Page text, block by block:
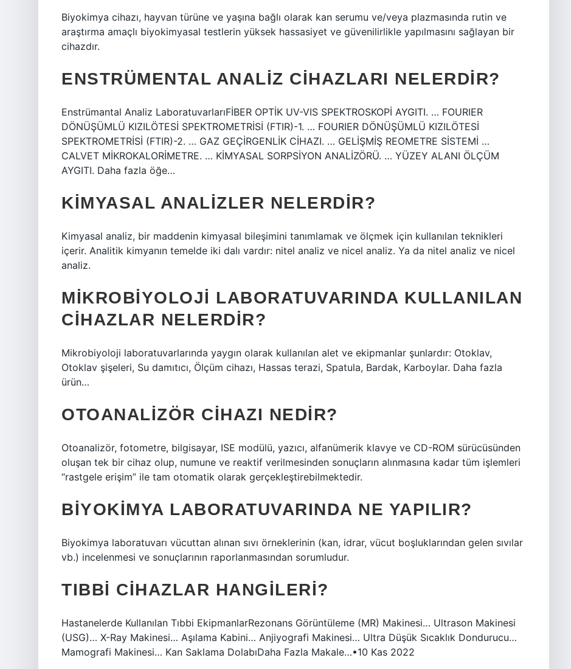
Biyokimya cihazı, hayvan türüne ve yaşına bağlı olarak kan serumu ve/veya plazmasında rutin ve
araştırma amaçlı biyokimyasal testlerin yüksek hassasiyet ve güvenilirlikle yapılmasını sağlayan bir
cihazdır.
ENSTRÜMENTAL ANALIZ CIHAZLARI NELERDIR?
Enstrümantal Analiz LaboratuvarlarıFİBER OPTİK UV-VIS SPEKTROSKOPİ AYGITI. … FOURIER
DÖNÜŞÜMLÜ KIZILÖTESİ SPEKTROMETRİSİ (FTIR)-1. … FOURIER DÖNÜŞÜMLÜ KIZILÖTESİ
SPEKTROMETRİSİ (FTIR)-2. … GAZ GEÇİRGENLİK CİHAZI. … GELİŞMİŞ REOMETRE SİSTEMİ …
CALVET MİKROKALORİMETRE. … KİMYASAL SORPSİYON ANALİZÖRÜ. … YÜZEY ALANI ÖLÇÜM
AYGITI. Daha fazla öğe…
KIMYASAL ANALIZLER NELERDIR?
Kimyasal analiz, bir maddenin kimyasal bileşimini tanımlamak ve ölçmek için kullanılan teknikleri
içerir. Analitik kimyanın temelde iki dalı vardır: nitel analiz ve nicel analiz. Ya da nitel analiz ve nicel
analiz.
MIKROBIYOLOJI LABORATUVARINDA KULLANILAN
CIHAZLAR NELERDIR?
Mikrobiyoloji laboratuvarlarında yaygın olarak kullanılan alet ve ekipmanlar şunlardır: Otoklav,
Otoklav şişeleri, Su damıtıcı, Ölçüm cihazı, Hassas terazi, Spatula, Bardak, Karboylar. Daha fazla
ürün…
OTOANALIZÖR CIHAZI NEDIR?
Otoanalizör, fotometre, bilgisayar, ISE modülü, yazıcı, alfanümerik klavye ve CD-ROM sürücüsünden
oluşan tek bir cihaz olup, numune ve reaktif verilmesinden sonuçların alınmasına kadar tüm işlemleri
“rastgele erişim” ile tam otomatik olarak gerçekleştirebilmektedir.
BIYOKIMYA LABORATUVARINDA NE YAPILIR?
Biyokimya laboratuvarı vücuttan alınan sıvı örneklerinin (kan, idrar, vücut boşluklarından gelen sıvılar
vb.) incelenmesi ve sonuçlarının raporlanmasından sorumludur.
TIBBI CIHAZLAR HANGILERI?
Hastanelerde Kullanılan Tıbbi EkipmanlarRezonans Görüntüleme (MR) Makinesi… Ultrason Makinesi
(USG)… X-Ray Makinesi… Aşılama Kabini… Anjiyografi Makinesi… Ultra Düşük Sıcaklık Dondurucu…
Mamografi Makinesi… Kan Saklama DolabıDaha Fazla Makale…•10 Kas 2022